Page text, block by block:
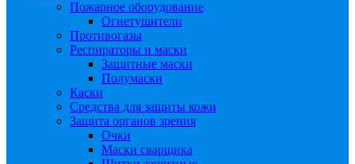
Пожарное оборудование
Огнетушители
Противогазы
Респираторы и маски
Защитные маски
Полумаски
Каски
Средства для защиты кожи
Защита органов зрения
Очки
Маски сварщика